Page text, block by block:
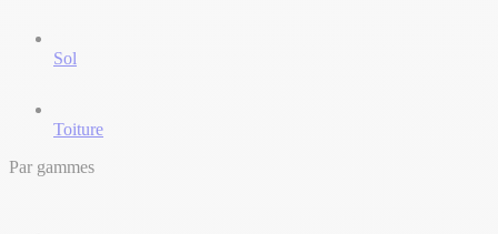
Sol
Toiture
Par gammes